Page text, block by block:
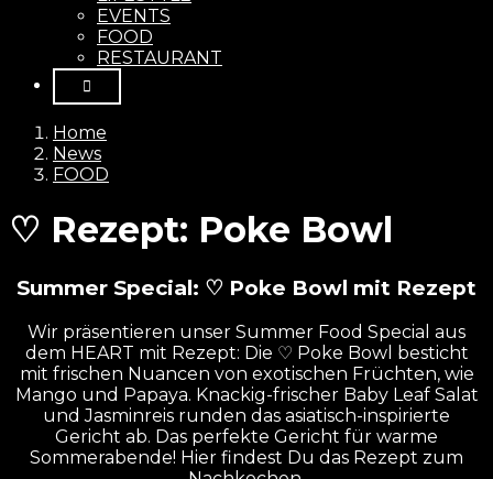
EVENTS
FOOD
RESTAURANT
Home
News
FOOD
♡ Rezept: Poke Bowl
Summer Special: ♡ Poke Bowl mit Rezept
Wir präsentieren unser Summer Food Special aus
dem HEART mit Rezept: Die ♡ Poke Bowl besticht
mit frischen Nuancen von exotischen Früchten, wie
Mango und Papaya. Knackig-frischer Baby Leaf Salat
und Jasminreis runden das asiatisch-inspirierte
Gericht ab. Das perfekte Gericht für warme
Sommerabende! Hier findest Du das Rezept zum